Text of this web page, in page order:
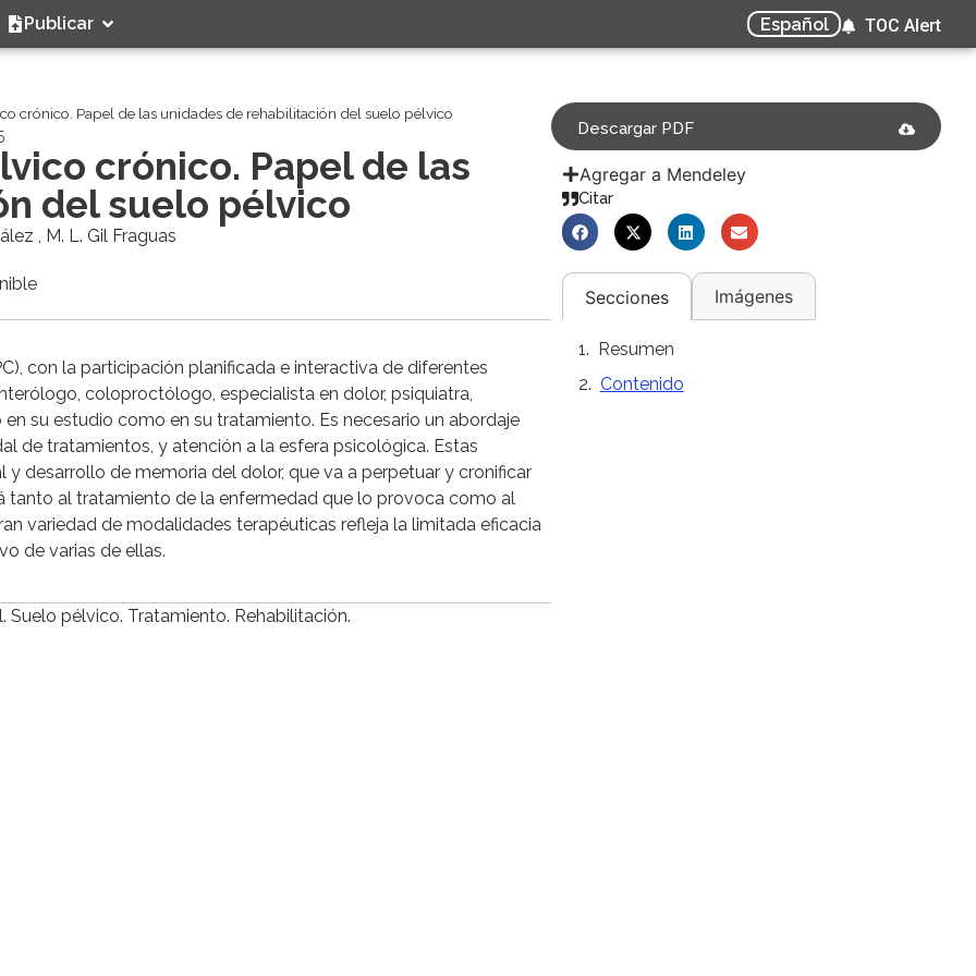
Publicar Español TOC Alert
crónico. Papel de las unidades de rehabilitación del suelo pélvico
crónico. Papel de las
del suelo pélvico
, M. L. Gil Fraguas
con la participación planificada e interactiva de diferentes
coloproctólogo, especialista en dolor, psiquiatra,
su estudio como en su tratamiento. Es necesario un abordaje
de tratamientos, y atención a la esfera psicológica. Estas
desarrollo de memoria del dolor, que va a perpetuar y cronificar
tanto al tratamiento de la enfermedad que lo provoca como al
variedad de modalidades terapéuticas refleja la limitada eficacia
de varias de ellas.
pélvico. Tratamiento. Rehabilitación.
Descargar PDF
Agregar a Mendeley
Citar
Secciones Imágenes
Resumen
Contenido